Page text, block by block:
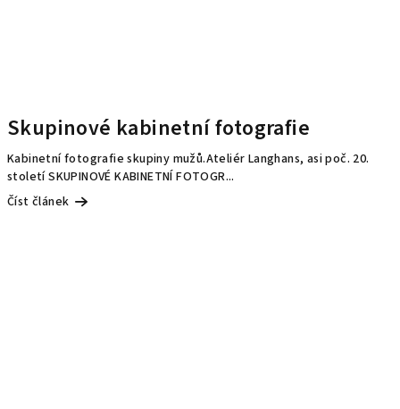
Skupinové kabinetní fotografie
Kabinetní fotografie skupiny mužů.Ateliér Langhans, asi poč. 20.
století SKUPINOVÉ KABINETNÍ FOTOGR...
Číst článek